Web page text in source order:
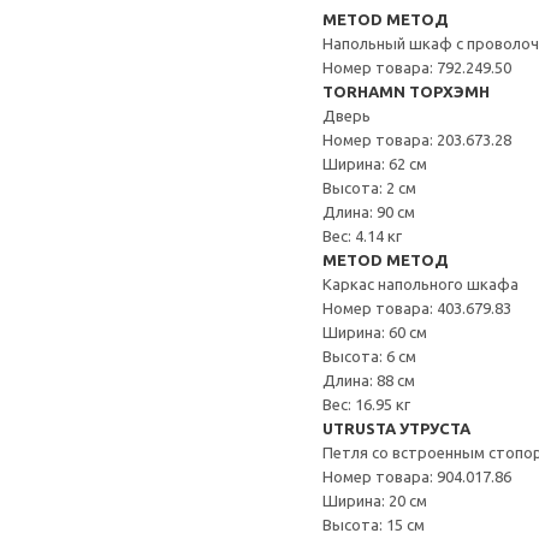
METOD МЕТОД
Напольный шкаф с
Номер товара: 792.249.50
TORHAMN ТОРХЭМН
Дверь
Номер товара: 203.673.28
Ширина: 62 см
Высота: 2 см
Длина: 90 см
Вес: 4.14 кг
METOD МЕТОД
Каркас напольного шкафа
Номер товара: 403.679.83
Ширина: 60 см
Высота: 6 см
Длина: 88 см
Вес: 16.95 кг
UTRUSTA УТРУСТА
Петля со встроенным
Номер товара: 904.017.86
Ширина: 20 см
Высота: 15 см